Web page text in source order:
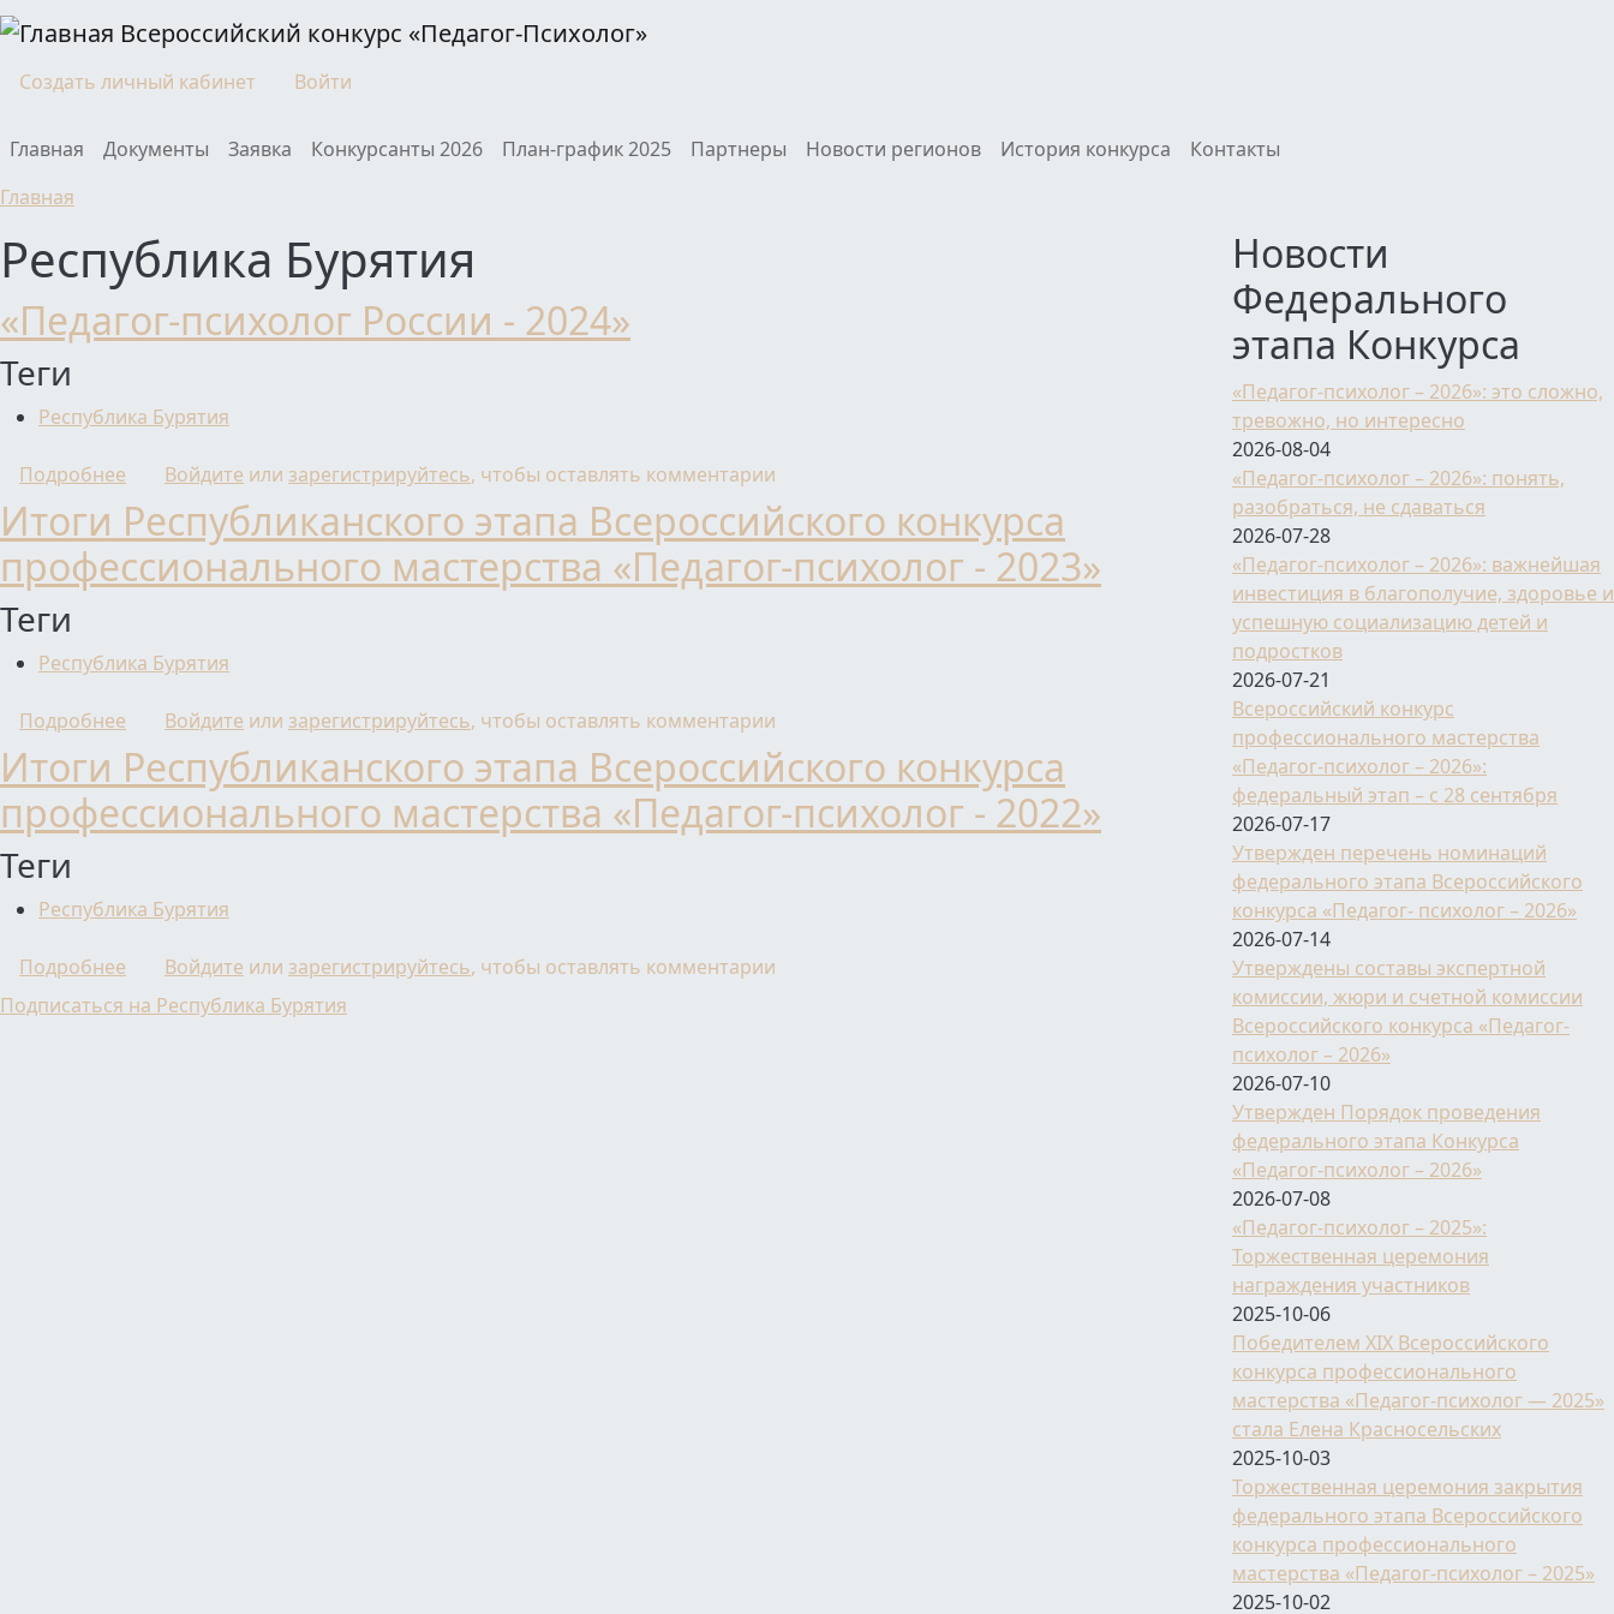
Перейти к основному содержанию
Всероссийский конкурс «Педагог-Психолог»
Моя учетная запись
Создать личный кабинет Войти
Main navigation
Главная Документы Заявка Конкурсанты 2026 План-график 2025 Партнеры Новости регионов История конкурса
Контакты
Главная
Республика Бурятия
«Педагог-психолог России - 2024»
Теги
Республика Бурятия
Подробнее о «Педагог-психолог России - 2024»
Войдите или зарегистрируйтесь, чтобы оставлять комментарии
Итоги Республиканского этапа Всероссийского конкурса
профессионального мастерства «Педагог-психолог - 2023»
Теги
Республика Бурятия
Подробнее о Итоги Республиканского этапа Всероссийского конкурса профессионального мастерства «Педагог-психолог - 2023»
Войдите или зарегистрируйтесь, чтобы оставлять комментарии
Итоги Республиканского этапа Всероссийского конкурса
профессионального мастерства «Педагог-психолог - 2022»
Теги
Республика Бурятия
Подробнее о Итоги Республиканского этапа Всероссийского конкурса профессионального мастерства «Педагог-психолог - 2022»
Войдите или зарегистрируйтесь, чтобы оставлять комментарии
Подписаться на Республика Бурятия
Новости
Федерального
этапа Конкурса
«Педагог-психолог – 2026»: это сложно,
тревожно, но интересно
2026-08-04
«Педагог-психолог – 2026»: понять,
разобраться, не сдаваться
2026-07-28
«Педагог-психолог – 2026»: важнейшая
инвестиция в благополучие, здоровье и
успешную социализацию детей и
подростков
2026-07-21
Всероссийский конкурс
профессионального мастерства
«Педагог-психолог – 2026»:
федеральный этап – с 28 сентября
2026-07-17
Утвержден перечень номинаций
федерального этапа Всероссийского
конкурса «Педагог- психолог – 2026»
2026-07-14
Утверждены составы экспертной
комиссии, жюри и счетной комиссии
Всероссийского конкурса «Педагог-
психолог – 2026»
2026-07-10
Утвержден Порядок проведения
федерального этапа Конкурса
«Педагог-психолог – 2026»
2026-07-08
«Педагог-психолог – 2025»:
Торжественная церемония
награждения участников
2025-10-06
Победителем XIX Всероссийского
конкурса профессионального
мастерства «Педагог-психолог — 2025»
стала Елена Красносельских
2025-10-03
Торжественная церемония закрытия
федерального этапа Всероссийского
конкурса профессионального
мастерства «Педагог-психолог – 2025»
2025-10-02